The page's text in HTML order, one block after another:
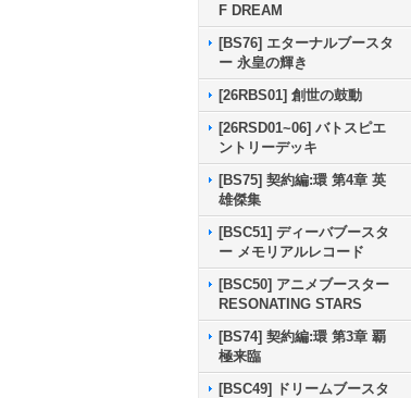
F DREAM
[BS76] エターナルブースタ
ー 永皇の輝き
[26RBS01] 創世の鼓動
[26RSD01~06] バトスピエ
ントリーデッキ
[BS75] 契約編:環 第4章 英
雄傑集
[BSC51] ディーバブースタ
ー メモリアルレコード
[BSC50] アニメブースター
RESONATING STARS
[BS74] 契約編:環 第3章 覇
極来臨
[BSC49] ドリームブースタ